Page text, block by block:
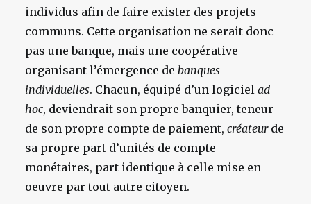
individus afin de faire exister des projets
communs. Cette organisation ne serait donc
pas une banque, mais une coopérative
organisant l’émergence de banques
individuelles. Chacun, équipé d’un logiciel ad-
hoc, deviendrait son propre banquier, teneur
de son propre compte de paiement, créateurde
sa propre part d’unités de compte
monétaires, part identique à celle mise en
oeuvre par tout autre citoyen.